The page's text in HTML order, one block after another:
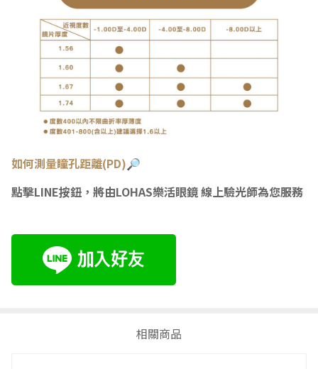
如何測量瞳孔距離(PD)🔎
點擊LINE按鈕，將由LOHAS樂活眼鏡 線上驗光師為您服務
相關商品